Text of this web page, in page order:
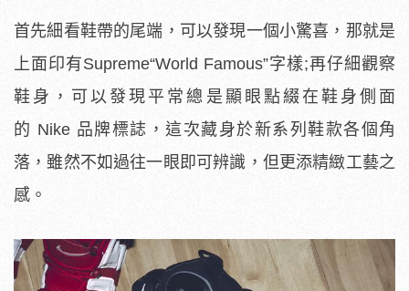
首先細看鞋帶的尾端，可以發現一個小驚喜，那就是
上面印有Supreme“World Famous”字樣;再仔細觀察
鞋身，可以發現平常總是顯眼點綴在鞋身側面
的 Nike 品牌標誌，這次藏身於新系列鞋款各個角
落，雖然不如過往一眼即可辨識，但更添精緻工藝之
感。